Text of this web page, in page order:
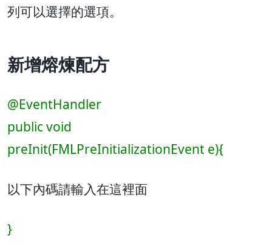
列可以選擇的選項。
新增熔煉配方
@EventHandler
public void
preInit(FMLPreInitializationEvent e){
以下內碼請輸入在這裡面
}